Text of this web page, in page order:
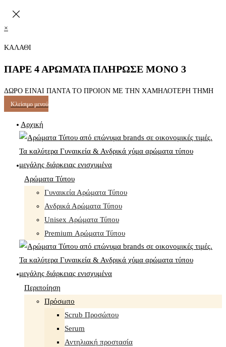
×
ΚΑΛΑΘΙ
ΠΑΡΕ 4 ΑΡΩΜΑΤΑ ΠΛΗΡΩΣΕ ΜΟΝΟ 3
ΔΩΡΟ ΕΙΝΑΙ ΠΑΝΤΑ ΤΟ ΠΡΟΙΟΝ ΜΕ ΤΗΝ ΧΑΜΗΛΟΤΕΡΗ ΤΗΜΗ
Κλείσιμο μενού
Αρχική
Αρώματα Τύπου
Γυναικεία Αρώματα Τύπου
Ανδρικά Αρώματα Τύπου
Unisex Αρώματα Τύπου
Premium Αρώματα Τύπου
Περιποίηση
Πρόσωπο
Scrub Προσώπου
Serum
Αντηλιακή προστασία